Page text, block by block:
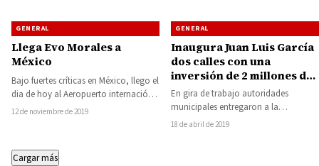
GENERAL
Llega Evo Morales a
México
Bajo fuertes críticas en México, llego el
dia de hoy al Aeropuerto internación
de la Ciudad de México…
12 de noviembre de 2019
GENERAL
Inaugura Juan Luis García
dos calles con una
inversión de 2 millones de
pesos
En gira de trabajo autoridades
municipales entregaron a la
población, las pavimentaciones de
18 de abril de 2019
Cargar más